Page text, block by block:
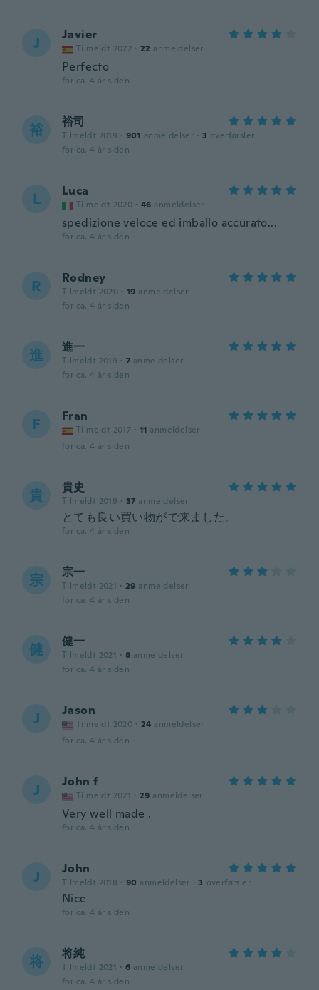
J Javier
Tilmeldt 2022 · 22 anmeldelser
Perfecto
for ca. 4 år siden
裕 裕司
Tilmeldt 2019 · 901 anmeldelser · 3 overførsler
for ca. 4 år siden
L Luca
Tilmeldt 2020 · 46 anmeldelser
spedizione veloce ed imballo accurato...
for ca. 4 år siden
R Rodney
Tilmeldt 2020 · 19 anmeldelser
for ca. 4 år siden
進 進一
Tilmeldt 2019 · 7 anmeldelser
for ca. 4 år siden
F Fran
Tilmeldt 2017 · 11 anmeldelser
for ca. 4 år siden
貴 貴史
Tilmeldt 2019 · 37 anmeldelser
とても良い買い物がで来ました。
for ca. 4 år siden
宗 宗一
Tilmeldt 2021 · 29 anmeldelser
for ca. 4 år siden
健 健一
Tilmeldt 2021 · 8 anmeldelser
for ca. 4 år siden
J Jason
Tilmeldt 2020 · 24 anmeldelser
for ca. 4 år siden
J John f
Tilmeldt 2021 · 29 anmeldelser
Very well made .
for ca. 4 år siden
J John
Tilmeldt 2018 · 90 anmeldelser · 3 overførsler
Nice
for ca. 4 år siden
将 将純
Tilmeldt 2021 · 6 anmeldelser
for ca. 4 år siden